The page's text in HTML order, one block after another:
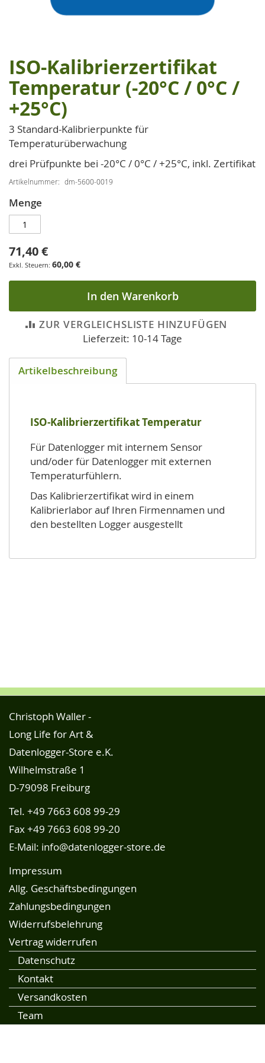
Zum
Anfang
der
Bildgalerie
springen
ISO-Kalibrierzertifikat
Temperatur (-20°C / 0°C /
+25°C)
3 Standard-Kalibrierpunkte für
Temperaturüberwachung
drei Prüfpunkte bei -20°C / 0°C / +25°C, inkl. Zertifikat
Artikelnummer dm-5600-0019
Menge
71,40 €
60,00 €
In den Warenkorb
ZUR VERGLEICHSLISTE HINZUFÜGEN
Lieferzeit: 10-14 Tage
Artikelbeschreibung
ISO-Kalibrierzertifikat Temperatur
Für Datenlogger mit internem Sensor
und/oder für Datenlogger mit externen
Temperaturfühlern.
Das Kalibrierzertifikat wird in einem
Kalibrierlabor auf Ihren Firmennamen und
den bestellten Logger ausgestellt
Christoph Waller -
Long Life for Art &
Datenlogger-Store e.K.
Wilhelmstraße 1
D-79098 Freiburg
Tel. +49 7663 608 99-29
Fax +49 7663 608 99-20
E-Mail: info@datenlogger-store.de
Impressum
Allg. Geschäftsbedingungen
Zahlungsbedingungen
Widerrufsbelehrung
Vertrag widerrufen
Datenschutz
Kontakt
Versandkosten
Team